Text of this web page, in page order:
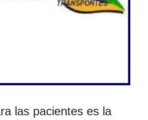
las pacientes es la